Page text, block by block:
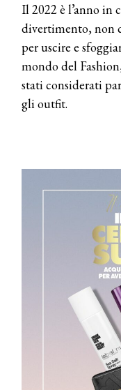
Il 2022 è l’anno in
divertimento, non
per uscire e
mondo del
stati considerati
gli outfit.